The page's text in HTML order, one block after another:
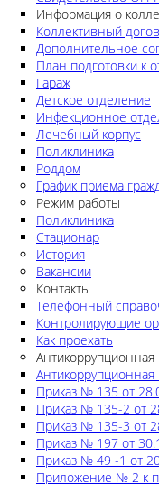
Информация о
Коллективный
Дополнительное
План подготовки к
Гараж
Детское отделение
Инфекционное
Лечебный корпус
Поликлиника
Роддом
График приема
Режим работы
Поликлиника
Стационар
История
Вакансии
Контакты
Телефонный
Контролирующие
Как проехать
Антикоррупционная
Антикоррупционная
Приказ № 135 от
Приказ № 135-2 от
Приказ № 135-3 от
Приказ № 197 от
Приказ № 49 -1 от
Приложение № 2 к